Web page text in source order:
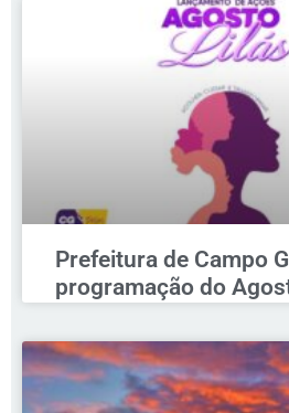
Prefeitura de Campo
programação do